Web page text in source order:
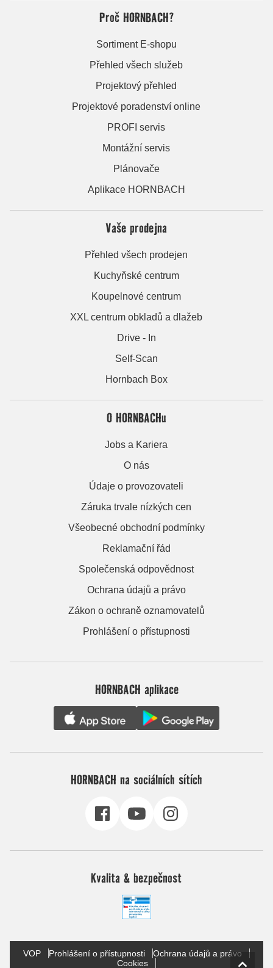
Proč HORNBACH?
Sortiment E-shopu
Přehled všech služeb
Projektový přehled
Projektové poradenství online
PROFI servis
Montážní servis
Plánovače
Aplikace HORNBACH
Vaše prodejna
Přehled všech prodejen
Kuchyňské centrum
Koupelnové centrum
XXL centrum obkladů a dlažeb
Drive - In
Self-Scan
Hornbach Box
O HORNBACHu
Jobs a Kariera
O nás
Údaje o provozovateli
Záruka trvale nízkých cen
Všeobecné obchodní podmínky
Reklamační řád
Společenská odpovědnost
Ochrana údajů a právo
Zákon o ochraně oznamovatelů
Prohlášení o přístupnosti
HORNBACH aplikace
HORNBACH na sociálních sítích
Kvalita & bezpečnost
VOP Prohlášení o přístupnosti
Ochrana údajů a právo
Cookies